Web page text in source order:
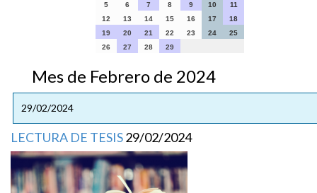
5
6 7 8 9 10
11
12
13 14 15 16 17
18
19
20 21 22 23 24
25
26
27 28 29
Mes de Febrero de 2024
29/02/2024
LECTURA DE TESIS29/02/2024